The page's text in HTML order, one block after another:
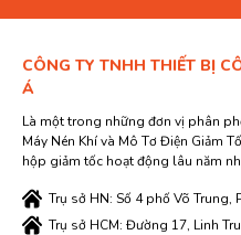
CÔNG TY TNHH THIẾT BỊ
Á
Là một trong những đơn vị phân
Máy Nén Khí và Mô Tơ Điện Giảm
hộp giảm tốc hoạt động lâu năm
Trụ sở HN: Số 4 phố Võ Trung,
Trụ sở HCM: Đường 17, Linh